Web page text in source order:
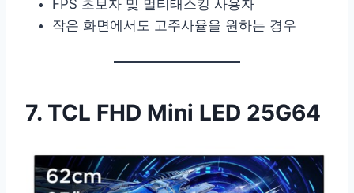
FPS 초보자 및 멀티태스킹 사용자
작은 화면에서도 고주사율을 원하는 경우
7. TCL FHD Mini LED 25G64